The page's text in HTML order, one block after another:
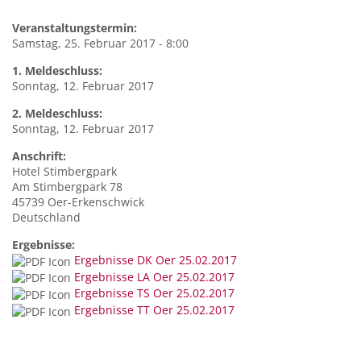
Veranstaltungstermin:
Samstag, 25. Februar 2017 - 8:00
1. Meldeschluss:
Sonntag, 12. Februar 2017
2. Meldeschluss:
Sonntag, 12. Februar 2017
Anschrift:
Hotel Stimbergpark
Am Stimbergpark 78
45739 Oer-Erkenschwick
Deutschland
Ergebnisse:
Ergebnisse DK Oer 25.02.2017
Ergebnisse LA Oer 25.02.2017
Ergebnisse TS Oer 25.02.2017
Ergebnisse TT Oer 25.02.2017